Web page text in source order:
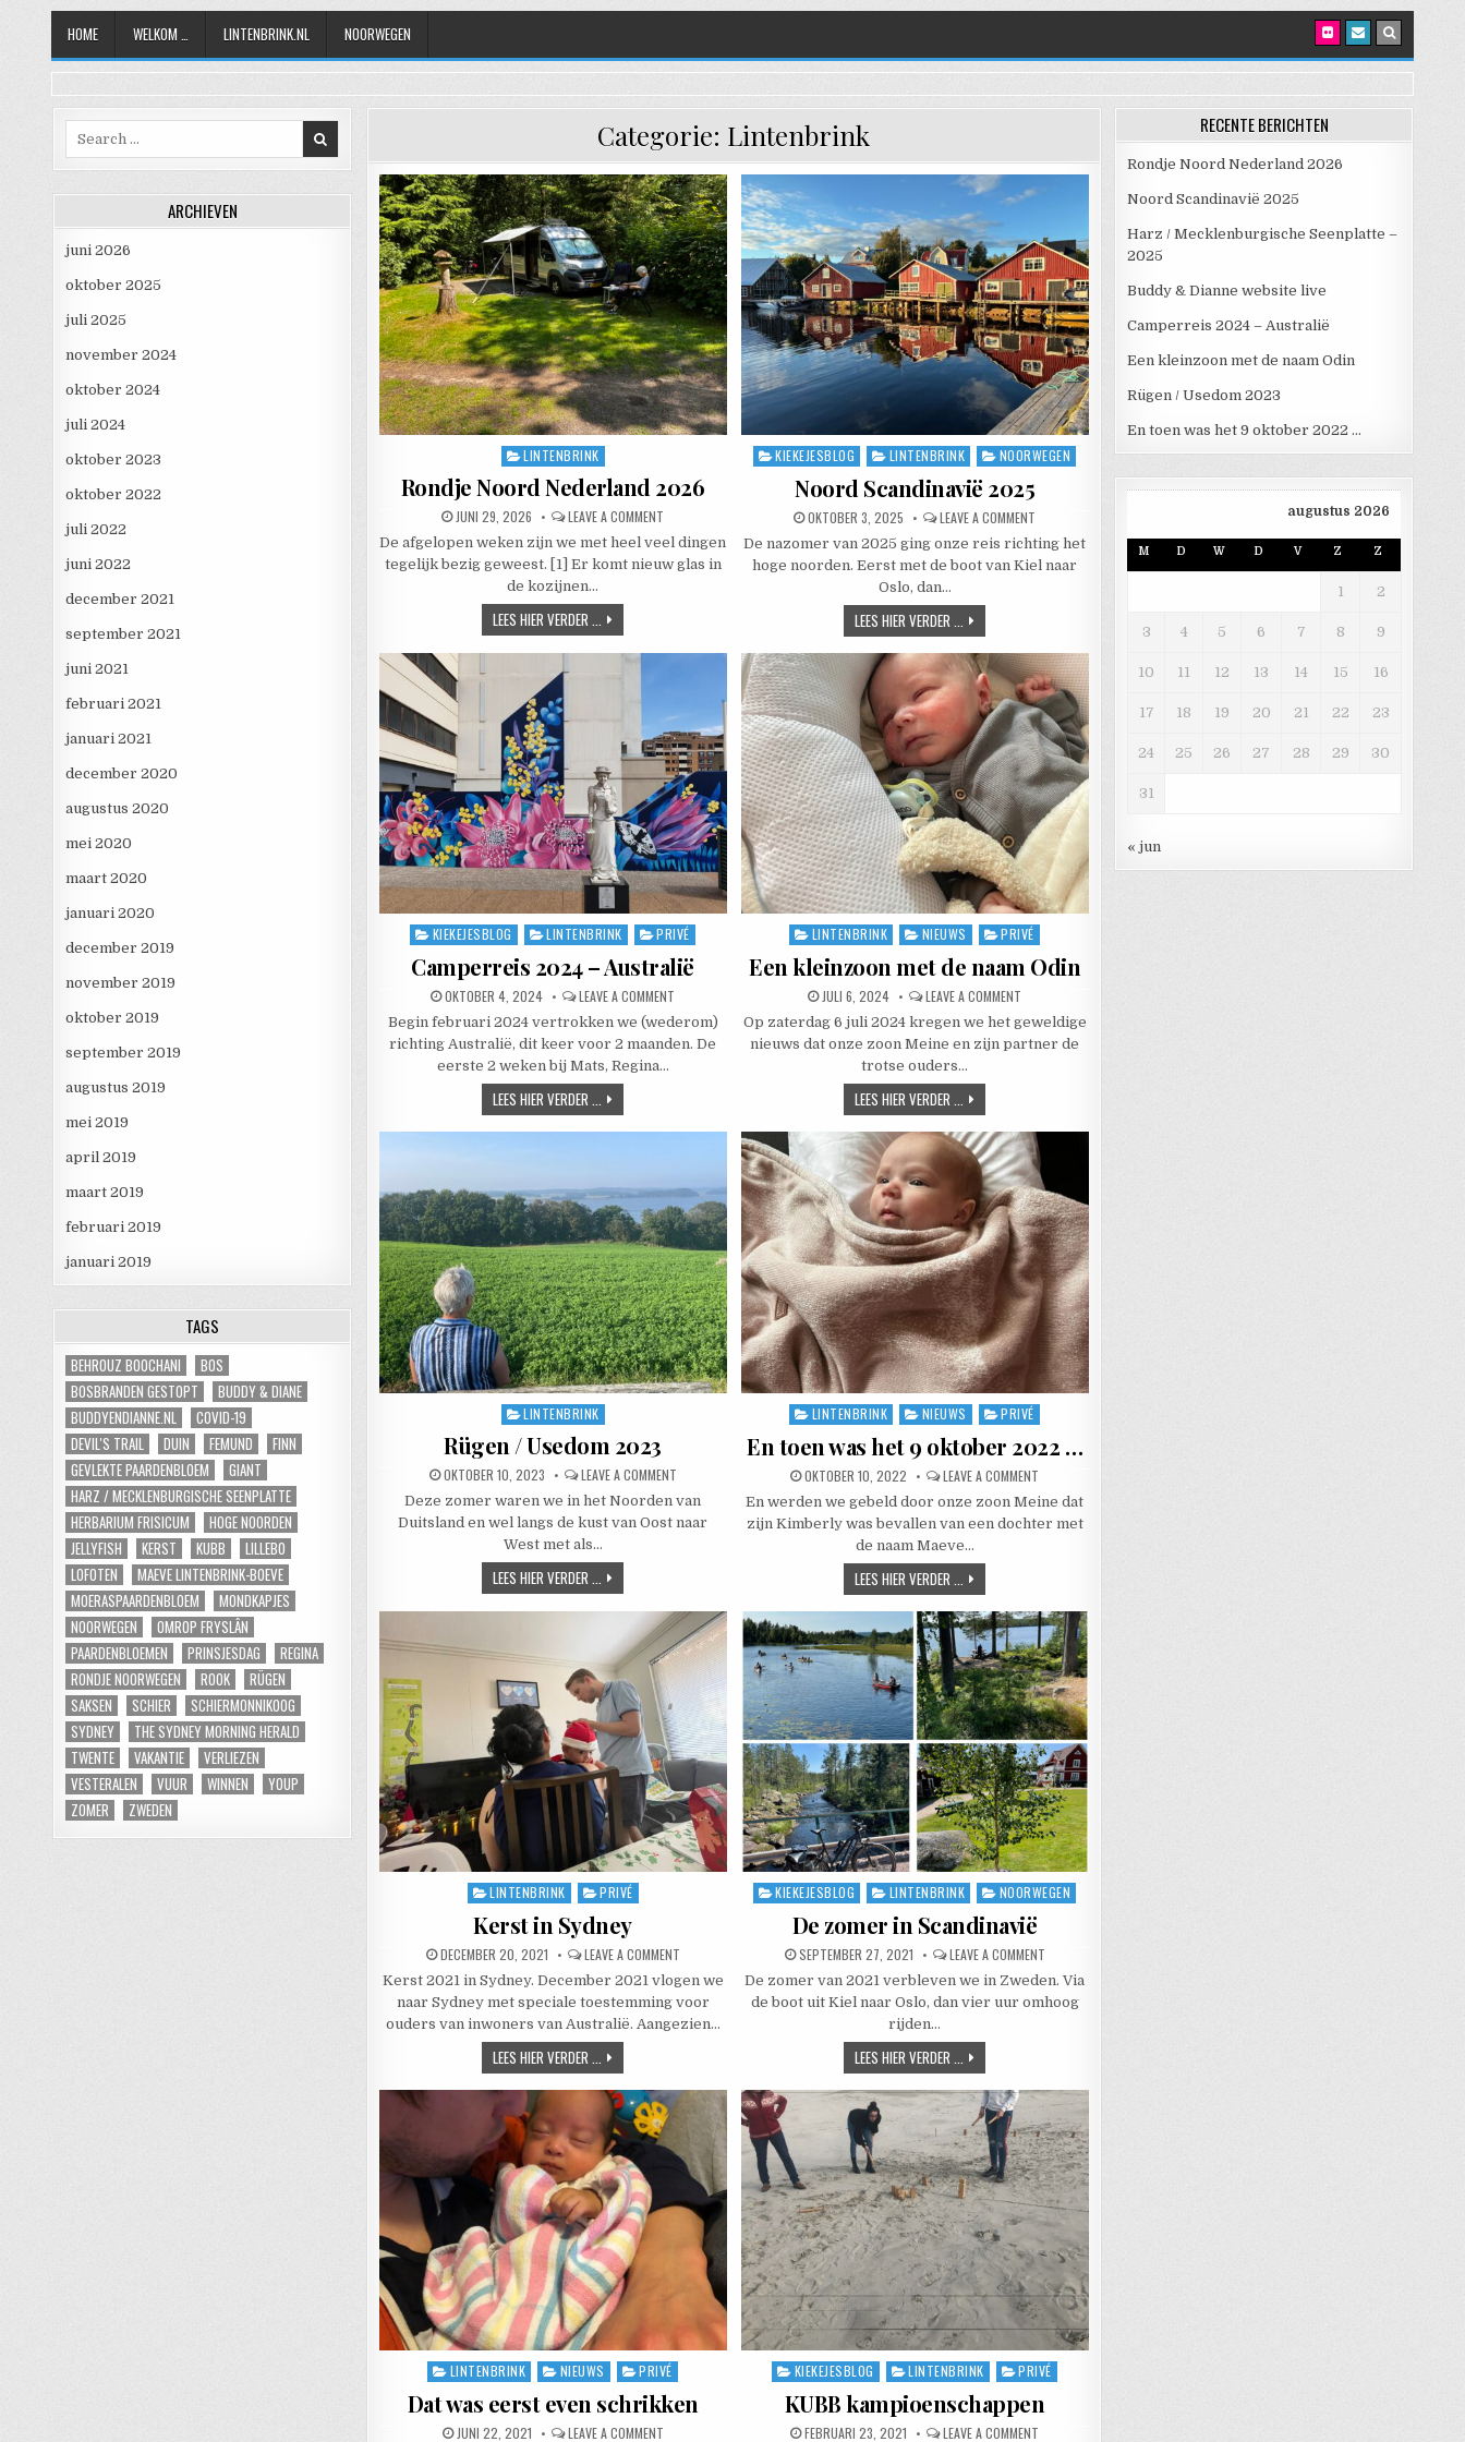
HOME WELKOM … LINTENBRINK.NL NOORWEGEN
Categorie: Lintenbrink
Posted in
LINTENBRINK
Rondje Noord Nederland 2026
PUBLISHED DATE:
JUNI 29, 2026 LEAVE A COMMENT ON RONDJE NOORD NEDERLAND 2026
De afgelopen weken zijn we met heel veel dingen
tegelijk bezig geweest. [1] Er komt nieuw glas in
de kozijnen…
LEES HIER VERDER ... RONDJE NOORD NEDERLAND 2026
Posted in
KIEKEJESBLOG LINTENBRINK NOORWEGEN
Noord Scandinavië 2025
PUBLISHED DATE:
OKTOBER 3, 2025 LEAVE A COMMENT
De nazomer van 2025 ging onze reis richting het
hoge noorden. Eerst met de boot van Kiel naar
Oslo, dan…
LEES HIER VERDER ... NOORD SCANDINAVIË 2025
Posted in
KIEKEJESBLOG LINTENBRINK PRIVÉ
Camperreis 2024 – Australië
PUBLISHED DATE:
OKTOBER 4, 2024 LEAVE A COMMENT ON CAMPERREIS 2024 – AUSTRALIË
Begin februari 2024 vertrokken we (wederom)
richting Australië, dit keer voor 2 maanden. De
eerste 2 weken bij Mats, Regina…
LEES HIER VERDER ... CAMPERREIS 2024 – AUSTRALIË
Posted in
LINTENBRINK NIEUWS PRIVÉ
Een kleinzoon met de naam Odin
PUBLISHED DATE:
JULI 6, 2024 LEAVE A COMMENT
Op zaterdag 6 juli 2024 kregen we het geweldige
nieuws dat onze zoon Meine en zijn partner de
trotse ouders…
LEES HIER VERDER ... EEN KLEINZOON MET DE NAAM ODIN
Posted in
LINTENBRINK
Rügen / Usedom 2023
PUBLISHED DATE:
OKTOBER 10, 2023 LEAVE A COMMENTON RÜGEN / USEDOM 2023
Deze zomer waren we in het Noorden van
Duitsland en wel langs de kust van Oost naar
West met als…
LEES HIER VERDER ... RÜGEN / USEDOM 2023
Posted in
LINTENBRINK NIEUWS PRIVÉ
En toen was het 9 oktober 2022 …
PUBLISHED DATE:
OKTOBER 10, 2022 LEAVE A COMMENT
En werden we gebeld door onze zoon Meine dat
zijn Kimberly was bevallen van een dochter met
de naam Maeve…
LEES HIER VERDER ... EN TOEN WAS HET 9 OKTOBER 2022 …
Posted in
LINTENBRINK PRIVÉ
Kerst in Sydney
PUBLISHED DATE:
DECEMBER 20, 2021 LEAVE A COMMENTON KERST IN SYDNEY
Kerst 2021 in Sydney. December 2021 vlogen we
naar Sydney met speciale toestemming voor
ouders van inwoners van Australië. Aangezien…
LEES HIER VERDER ... KERST IN SYDNEY
Posted in
KIEKEJESBLOG LINTENBRINK NOORWEGEN
De zomer in Scandinavië
PUBLISHED DATE:
SEPTEMBER 27, 2021 LEAVE A COMMENTON DE ZOMER IN SCANDINAVIË
De zomer van 2021 verbleven we in Zweden. Via
de boot uit Kiel naar Oslo, dan vier uur omhoog
rijden…
LEES HIER VERDER ... DE ZOMER IN SCANDINAVIË
Posted in
LINTENBRINK NIEUWS PRIVÉ
Dat was eerst even schrikken
PUBLISHED DATE:
JUNI 22, 2021 LEAVE A COMMENTON DAT WAS EERST EVEN SCHRIKKEN
Posted in
KIEKEJESBLOG LINTENBRINK PRIVÉ
KUBB kampioenschappen
PUBLISHED DATE:
FEBRUARI 23, 2021 LEAVE A COMMENT
Search for:
ARCHIEVEN
juni 2026
oktober 2025
juli 2025
november 2024
oktober 2024
juli 2024
oktober 2023
oktober 2022
juli 2022
juni 2022
december 2021
september 2021
juni 2021
februari 2021
januari 2021
december 2020
augustus 2020
mei 2020
maart 2020
januari 2020
december 2019
november 2019
oktober 2019
september 2019
augustus 2019
mei 2019
april 2019
maart 2019
februari 2019
januari 2019
TAGS
BEHROUZ BOOCHANI
BOS
BOSBRANDEN GESTOPT
BUDDY & DIANE
BUDDYENDIANNE.NL
COVID-19
DEVIL'S TRAIL
DUIN FEMUND
FINN
GEVLEKTE PAARDENBLOEM
GIANT
HARZ / MECKLENBURGISCHE SEENPLATTE
HERBARIUM FRISICUM
HOGE NOORDEN
JELLYFISH
KERST KUBB
LILLEBO
LOFOTEN
MAEVE LINTENBRINK-BOEVE
MOERASPAARDENBLOEM
MONDKAPJES
NOORWEGEN
OMROP FRYSLÂN
PAARDENBLOEMEN
PRINSJESDAG
REGINA
RONDJE NOORWEGEN
ROOK
RÜGEN
SAKSEN
SCHIER
SCHIERMONNIKOOG
SYDNEY
THE SYDNEY MORNING HERALD
TWENTE
VAKANTIE
VERLIEZEN
VESTERALEN
VUUR WINNEN
YOUP
ZOMER
ZWEDEN
RECENTE BERICHTEN
Rondje Noord Nederland 2026
Noord Scandinavië 2025
Harz / Mecklenburgische Seenplatte –
2025
Buddy & Dianne website live
Camperreis 2024 – Australië
Een kleinzoon met de naam Odin
Rügen / Usedom 2023
En toen was het 9 oktober 2022 …
augustus 2026
M D W D V Z Z
1 2
3 4 5 6 7 8 9
10 11 12 13 14 15 16
17 18 19 20 21 22 23
24 25 26 27 28 29 30
31
« jun